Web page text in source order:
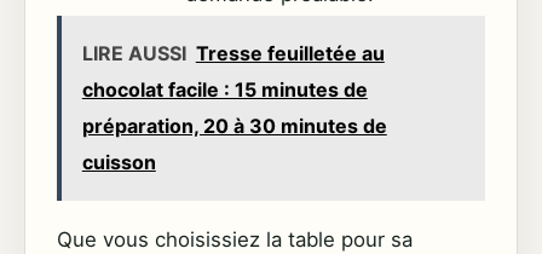
LIRE AUSSI Tresse feuilletée au
chocolat facile : 15 minutes de
préparation, 20 à 30 minutes de
cuisson
Que vous choisissiez la table pour sa